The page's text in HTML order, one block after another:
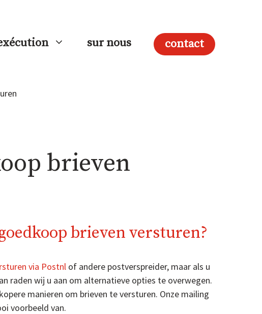
sur nous contact
brieven
brieven versturen?
via Postnl of andere postverspreider, maar als u
raden wij u aan om alternatieve opties te overwegen.
manieren om brieven te versturen. Onze mailing
voorbeeld van.